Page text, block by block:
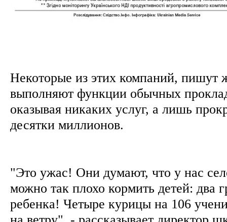
Некоторые из этих компаний, пишут
выполняют функции обычных
оказывая никаких услуг, а лишь
десятки миллионов.
"Это ужас! Они думают, что у нас
можно так плохо кормить детей: два
ребенка! Четыре курицы на 106